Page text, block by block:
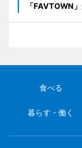
「FAVTOWN
食べる
暮らす・働く